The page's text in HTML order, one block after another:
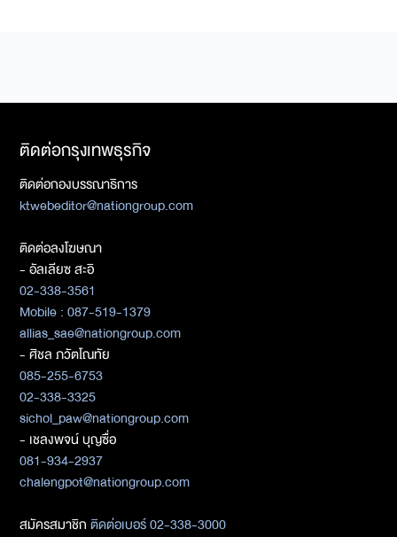
ติดต่อกรุงเทพธุรกิจ
ติดต่อกองบรรณาธิการ
ktwebeditor@nationgroup.com
ติดต่อลงโฆษณา
- อัลเลียซ สะอิ
02-338-3561
Mobile : 087-519-1379
allias_sae@nationgroup.com
- ศิชล ภวัตโณทัย
085-255-6753
02-338-3325
sichol_paw@nationgroup.com
- เชลงพจน์ บุญซื่อ
081-934-2937
chalengpot@nationgroup.com
สมัครสมาชิกติดต่อเบอร์ 02-338-3000